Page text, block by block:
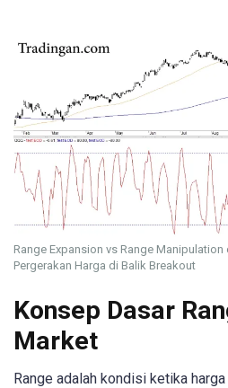
Range Expansion vs Range
Pergerakan Harga di Balik Breakout
Konsep Dasar
Market
Range adalah kondisi ketika